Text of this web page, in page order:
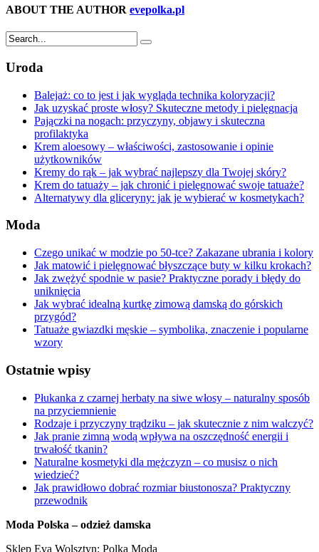
ABOUT THE AUTHOR evepolka.pl
Uroda
Balejaż: co to jest i jak wygląda technika koloryzacji?
Jak uzyskać proste włosy? Skuteczne metody i pielęgnacja
Pajączki na nogach: przyczyny, objawy i skuteczna
profilaktyka
Krem aloesowy – właściwości, zastosowanie i opinie
użytkowników
Kremy do rąk – jak wybrać najlepszy dla Twojej skóry?
Krem do tatuaży – jak chronić i pielęgnować swoje tatuaże?
Alternatywy dla gliceryny: jak je wybierać w kosmetykach?
Moda
Czego unikać w modzie po 50-tce? Zakazane ubrania i kolory
Jak matowić i pielęgnować błyszczące buty w kilku krokach?
Jak zwężyć spodnie w pasie? Praktyczne porady i błędy do
uniknięcia
Jak wybrać idealną kurtkę zimową damską do górskich
przygód?
Tatuaże gwiazdki męskie – symbolika, znaczenie i popularne
wzory
Ostatnie wpisy
Płukanka z czarnej herbaty na siwe włosy – naturalny sposób
na przyciemnienie
Rodzaje i przyczyny trądziku – jak skutecznie z nim walczyć?
Jak pranie zimną wodą wpływa na oszczędność energii i
trwałość tkanin?
Naturalne kosmetyki dla mężczyzn – co musisz o nich
wiedzieć?
Jak prawidłowo dobrać rozmiar biustonosza? Praktyczny
przewodnik
Moda Polska – odzież damska
Sklep Eva Wolsztyn: Polka Moda